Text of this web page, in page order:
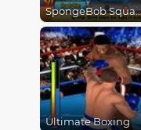
SpongeBob SquarePants : Monster Island Adventures
Ultimate Boxing